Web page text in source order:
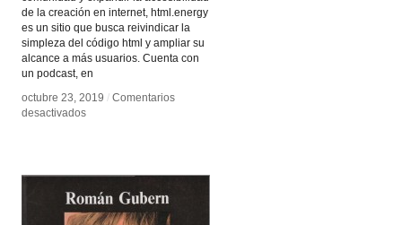
de la creación en internet, html.energy
es un sitio que busca reivindicar la
simpleza del código html y ampliar su
alcance a más usuarios. Cuenta con
un podcast, en
octubre 23, 2019 / Comentarios
desactivadosen
octubre 23, 2019 / Comentarios
desactivadosen